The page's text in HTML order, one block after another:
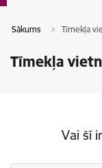
Sākums Tīmekļa
Tīmekļa
Vai šī